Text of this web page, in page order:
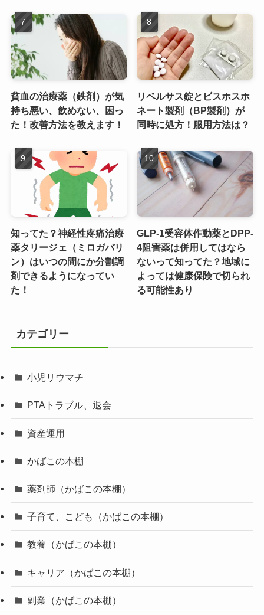
貧血の治療薬（鉄剤）が気
持ち悪い、飲めない、困っ
た！改善方法を教えます！
リベルサス錠とビスホスホ
ネート製剤（BP製剤）が
同時に処方！服用方法は？
知ってた？神経性疼痛治療
薬タリージェ（ミロガバリ
ン）はいつの間にか分割調
剤できるようになってい
た！
GLP-1受容体作動薬とDPP-
4阻害薬は併用してはなら
ないって知ってた？地域に
よっては健康保険で切られ
る可能性あり
カテゴリー
小児リウマチ
PTAトラブル、退会
資産運用
かばこの本棚
薬剤師（かばこの本棚）
子育て、こども（かばこの本棚）
教養（かばこの本棚）
キャリア（かばこの本棚）
副業（かばこの本棚）